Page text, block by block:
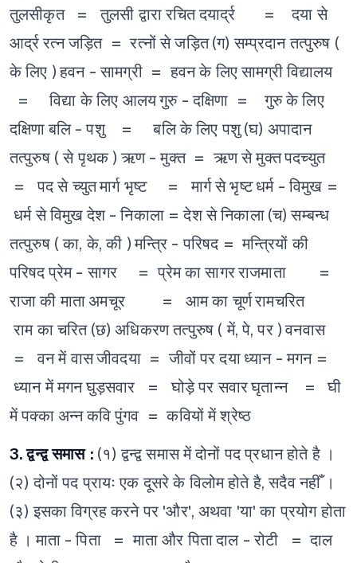
तुलसीकृत = तुलसी द्वारा रचितदयार्द्र = दया से
आर्द्र रत्न जड़ित = रत्नों से जड़ित (ग) सम्प्रदान तत्पुरुष (
के लिए ) हवन - सामग्री = हवन के लिए सामग्री विद्यालय
= विद्या के लिए आलयगुरु - दक्षिणा = गुरु के लिए
दक्षिणा बलि - पशु = बलि के लिए पशु (घ) अपादान
तत्पुरुष ( से पृथक ) ऋण - मुक्त = ऋण से मुक्तपदच्युत
= पद से च्युतमार्ग भृष्ट = मार्ग से भृष्टधर्म - विमुख =
धर्म से विमुख देश - निकाला = देश से निकाला (च) सम्बन्ध
तत्पुरुष ( का, के, की ) मन्त्रि - परिषद = मन्त्रियों की
परिषदप्रेम - सागर = प्रेम का सागरराजमाता =
राजा की माताअमचूर = आम का चूर्णरामचरित
राम का चरित (छ) अधिकरण तत्पुरुष ( में, पे, पर ) वनवास
= वन में वासजीवदया = जीवों पर दयाध्यान - मगन =
ध्यान में मगनघुड़सवार = घोड़े पर सवारघृतान्न = घी
में पक्का अन्नकवि पुंगव = कवियों में श्रेष्ठ
3. द्वन्द्व समास : (१) द्वन्द्व समास में दोनों पद प्रधान होते है ।
(२) दोनों पद प्रायः एक दूसरे के विलोम होते है, सदैव नहीँ ।
(३) इसका विग्रह करने पर 'और', अथवा 'या' का प्रयोग होता
है । माता - पिता = माता और पितादाल - रोटी = दाल